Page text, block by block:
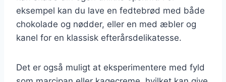
eksempel kan du lave en fedtebrød med både
chokolade og nødder, eller en med æbler og
kanel for en klassisk efterårsdelikatesse.
Det er også muligt at eksperimentere med fyld